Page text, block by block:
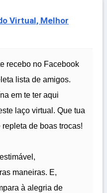
Virtual, Melhor
recebo no Facebook
lista de amigos.
em te ter aqui
laço virtual. Que tua
de boas trocas!
maneiras. E,
à alegria de